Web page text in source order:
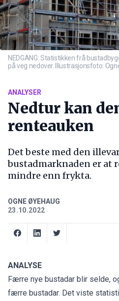
NEDGANG: Statistikken frå
på veg nedover. Illustrasjonsfoto:
ANALYSER
Nedtur kan
renteauken
Det beste med den
bustadmarknaden er at
mindre enn frykta.
OGNE ØYEHAUG
23.10.2022
ANALYSE
Færre nye bustadar blir selde,
færre bustadar. Det viste